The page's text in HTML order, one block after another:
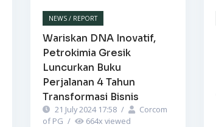
NEWS / REPORT
Wariskan DNA Inovatif,
Petrokimia Gresik
Luncurkan Buku
Perjalanan 4 Tahun
Transformasi Bisnis
21 July 2024 17:58 /
Corcom
of PG / 664x viewed